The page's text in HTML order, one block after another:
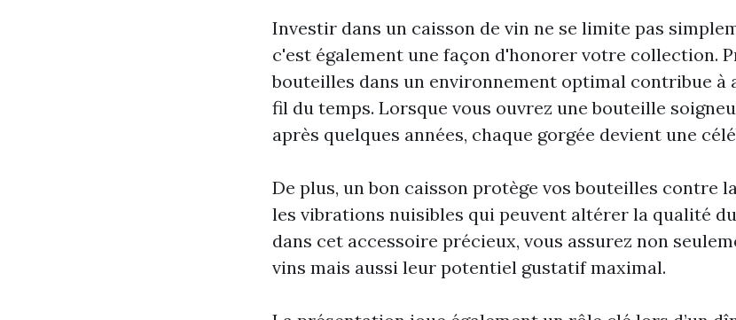
Investir dans un caisson de vin ne se limite pas
c'est également une façon d'honorer votre collection.
bouteilles dans un environnement optimal contribue à
fil du temps. Lorsque vous ouvrez une bouteille
après quelques années, chaque gorgée devient une
De plus, un bon caisson protège vos bouteilles contre
les vibrations nuisibles qui peuvent altérer la qualité
dans cet accessoire précieux, vous assurez non
vins mais aussi leur potentiel gustatif maximal.